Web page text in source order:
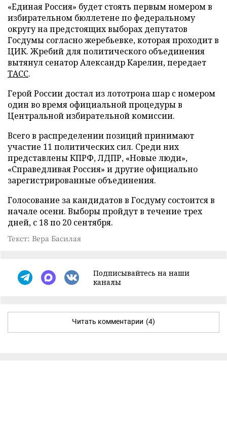
«Единая Россия» будет стоять первым номером в
избирательном бюллетене по федеральному
округу на предстоящих выборах депутатов
Госдумы согласно жеребьевке, которая проходит в
ЦИК. Жребий для политического объединения
вытянул сенатор Александр Карелин, передает
ТАСС.
Герой России достал из лототрона шар с номером
один во время официальной процедуры в
Центральной избирательной комиссии.
Всего в распределении позиций принимают
участие 11 политических сил. Среди них
представлены КПРФ, ЛДПР, «Новые люди»,
«Справедливая Россия» и другие официально
зарегистрированные объединения.
Голосование за кандидатов в Госдуму состоится в
начале осени. Выборы пройдут в течение трех
дней, с 18 по 20 сентября.
Текст: Вера Басилая
Подписывайтесь на наши
каналы
Читать комментарии (4)